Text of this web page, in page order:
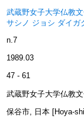
武蔵野女子大学仏教
サシノ ジョシ ダイガ
n.7
1989.03
47 - 61
武蔵野女子大学仏教
保谷市, 日本 [Hoya-